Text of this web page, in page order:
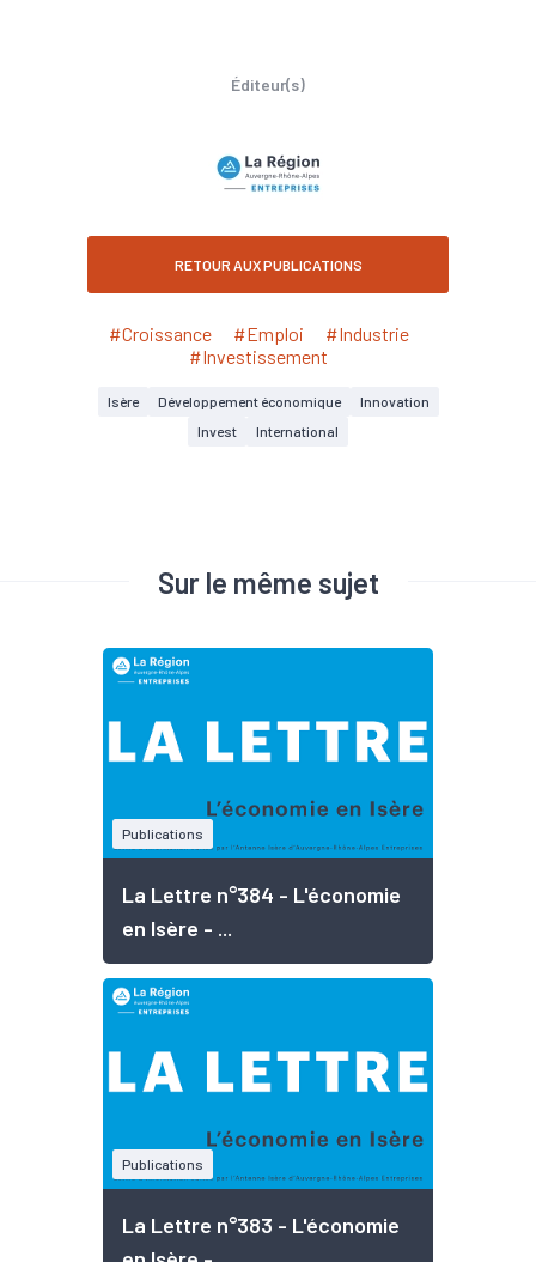
Éditeur(s)
RETOUR AUX PUBLICATIONS
#Croissance #Emploi
#Industrie
#Investissement
Isère Développement économique
Innovation
Invest
International
Sur le même sujet
Publications
La Lettre n°384 - L'économie
en Isère - ...
Publications
La Lettre n°383 - L'économie